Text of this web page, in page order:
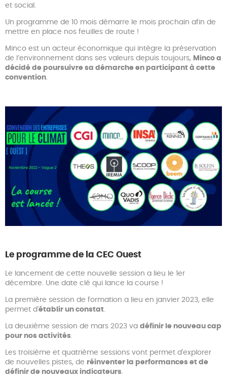
et social.
Un programme de 10 mois démarre le mois prochain afin de
mettre en place nos feuilles de route !
Minco est un acteur économique qui intègre la préservation
de l’environnement dans ses valeurs depuis toujours, Minco a
décidé de poursuivre sa démarche en participant à cette
convention
Le programme de la CEC Ouest
Le lancement de cette nouvelle session a lieu le 1er
décembre. Une date clé qui lance la course !
La première session de formation a lieu en janvier 2023, elle
permet d'établir un constat.
La deuxième session de mars 2023 va définir le nouveau cap
pour nos activités.
Les troisième et quatrième sessions vont permet d'explorer
de nouvelles pistes, de réinventer la performances et de
définir de nouveaux indicateurs.